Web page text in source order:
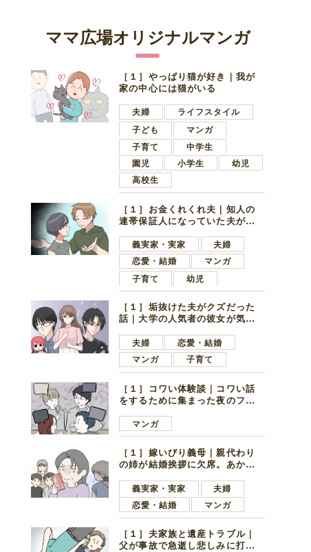
ママ広場オリジナルマンガ
［１］やっぱり猫が好き｜我が
家の中心には猫がいる
夫婦
ライフスタイル
子ども
マンガ
子育て
中学生
園児
小学生
幼児
高校生
［１］お金くれくれ夫｜知人の
連帯保証人になっていた夫が家
言ってきた
義実家・実家
夫婦
恋愛・結婚
マンガ
子育て
幼児
［１］垢抜けた夫がクズだった
話｜大学の人気者の彼女が気に
子学生
夫婦
恋愛・結婚
マンガ
子育て
［１］コワい体験談｜コワい話
をするために集まった夜のファ
好きの男の子ママ
マンガ
［１］嫁いびり義母｜親代わり
の姉が結婚挨拶に欠席。あから
義実家・実家
夫婦
恋愛・結婚
マンガ
［１］夫家族と遺産トラブル｜
父が事故で急逝し悲しみに打ち